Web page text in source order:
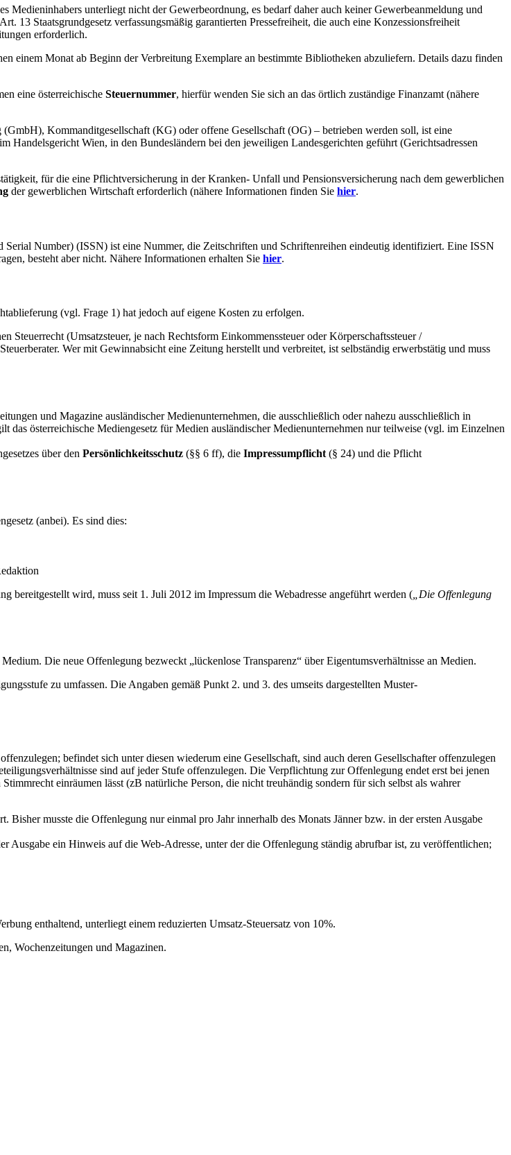
unterliegt nicht der Gewerbeordnung, es bedarf daher auch keiner Gewerbeanmeldung und
13 Staatsgrundgesetz verfassungsmäßig garantierten Pressefreiheit, die auch eine Konzessionsfreiheit
erforderlich.
einem Monat ab Beginn der Verbreitung Exemplare an bestimmte Bibliotheken abzuliefern. Details dazu finden
eine österreichische Steuernummer, hierfür wenden Sie sich an das örtlich zuständige Finanzamt (nähere
Kommanditgesellschaft (KG) oder offene Gesellschaft (OG) – betrieben werden soll, ist eine
Handelsgericht Wien, in den Bundesländern bei den jeweiligen Landesgerichten geführt (Gerichtsadressen
für die eine Pflichtversicherung in der Kranken- Unfall und Pensionsversicherung nach dem gewerblichen
der gewerblichen Wirtschaft erforderlich (nähere Informationen finden Sie hier.
Number) (ISSN) ist eine Nummer, die Zeitschriften und Schriftenreihen eindeutig identifiziert. Eine ISSN
besteht aber nicht. Nähere Informationen erhalten Sie hier.
(vgl. Frage 1) hat jedoch auf eigene Kosten zu erfolgen.
Steuerrecht (Umsatzsteuer, je nach Rechtsform Einkommenssteuer oder Körperschaftssteuer /
Wer mit Gewinnabsicht eine Zeitung herstellt und verbreitet, ist selbständig erwerbstätig und muss
und Magazine ausländischer Medienunternehmen, die ausschließlich oder nahezu ausschließlich in
österreichische Mediengesetz für Medien ausländischer Medienunternehmen nur teilweise (vgl. im Einzelnen
über den Persönlichkeitsschutz (§§ 6 ff), die Impressumpflicht (§ 24) und die Pflicht
(anbei). Es sind dies:
bereitgestellt wird, muss seit 1. Juli 2012 im Impressum die Webadresse angeführt werden ( „Die Offenlegung
Die neue Offenlegung bezweckt „lückenlose Transparenz“ über Eigentumsverhältnisse an Medien.
zu umfassen. Die Angaben gemäß Punkt 2. und 3. des umseits dargestellten Muster-
befindet sich unter diesen wiederum eine Gesellschaft, sind auch deren Gesellschafter offenzulegen
sind auf jeder Stufe offenzulegen. Die Verpflichtung zur Offenlegung endet erst bei jenen
einräumen lässt (zB natürliche Person, die nicht treuhändig sondern für sich selbst als wahrer
musste die Offenlegung nur einmal pro Jahr innerhalb des Monats Jänner bzw. in der ersten Ausgabe
Ausgabe ein Hinweis auf die Web-Adresse, unter der die Offenlegung ständig abrufbar ist, zu veröffentlichen;
enthaltend, unterliegt einem reduzierten Umsatz-Steuersatz von 10%.
Wochenzeitungen und Magazinen.